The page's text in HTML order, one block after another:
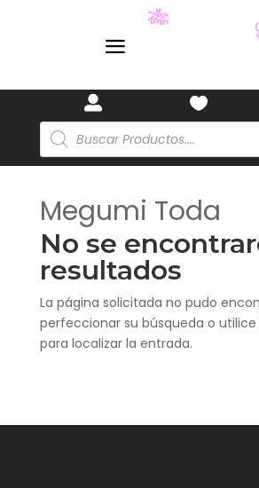
a
 
Búsqueda
de
productos
Megumi Toda
No se
resultados
La página solicitada no pudo
perfeccionar su búsqueda o
para localizar la entrada.
🎋